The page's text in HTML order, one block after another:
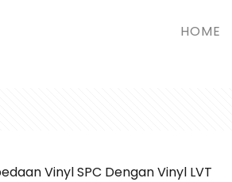
HOME
Vinyl SPC Dengan Vinyl LVT